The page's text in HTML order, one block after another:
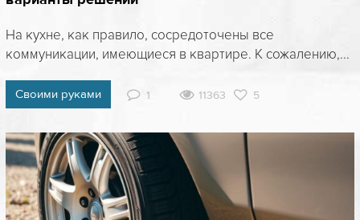
На кухне, как правило, сосредоточены все
коммуникации, имеющиеся в квартире. К сожалению,...
Своими руками 1 11363 5